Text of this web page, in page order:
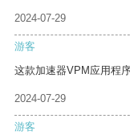
2024-07-29
游客
这款加速器VPM应用程
2024-07-29
游客